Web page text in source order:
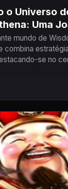
o Universo
Uma
mundo de
combina
se no